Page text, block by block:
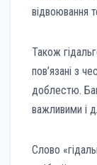
відвоювання
Також
пов’язані з
доблестю.
важливими і
Слово